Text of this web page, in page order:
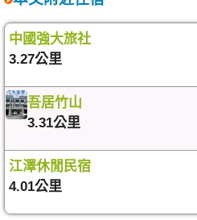
中國強大旅社
3.27公里
吾居竹山
3.31公里
江澤休閒民宿
4.01公里